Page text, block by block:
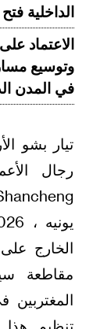
الداخلية
الاعتماد
وتوسيع
في المدن
تيار بشو
رجال
الخارج
مقاطعة